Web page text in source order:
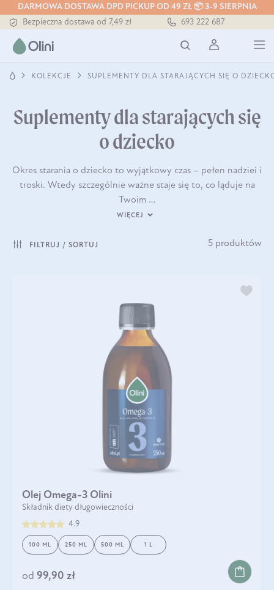
DARMOWA DOSTAWA DPD PICKUP OD 49 ZŁ 📦 3-9 SIERPNIA
Tłoczony zawsze na zimno
Bezpieczna dostawa od 7,49 zł
Tłoczony zawsze na zimno
693 222 687
KOLEKCJE SUPLEMENTY DLA STARAJĄCYCH SIĘ O
Suplementy dla starających się
o dziecko
Okres starania o dziecko to wyjątkowy czas – pełen nadziei i
troski. Wtedy szczególnie ważne staje się to, co ląduje na
Twoim …
WIĘCEJ
FILTRUJ / SORTUJ 5 produktów
Olej Omega-3 Olini
Składnik diety długowieczności
4.9
100 ML 250 ML 500 ML 1 L
od 99,90 zł